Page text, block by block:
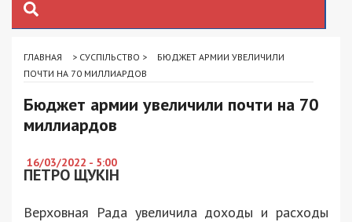
ГЛАВНАЯ > СУСПІЛЬСТВО >
БЮДЖЕТ АРМИИ УВЕЛИЧИЛИ
ПОЧТИ НА 70 МИЛЛИАРДОВ
Бюджет армии увеличили почти на 70
миллиардов
16/03/2022 - 5:00
ПЕТРО ЩУКІН
Верховная Рада увеличила доходы и расходы